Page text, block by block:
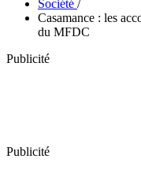
Société /
Casamance : les
du MFDC
Publicité
Publicité